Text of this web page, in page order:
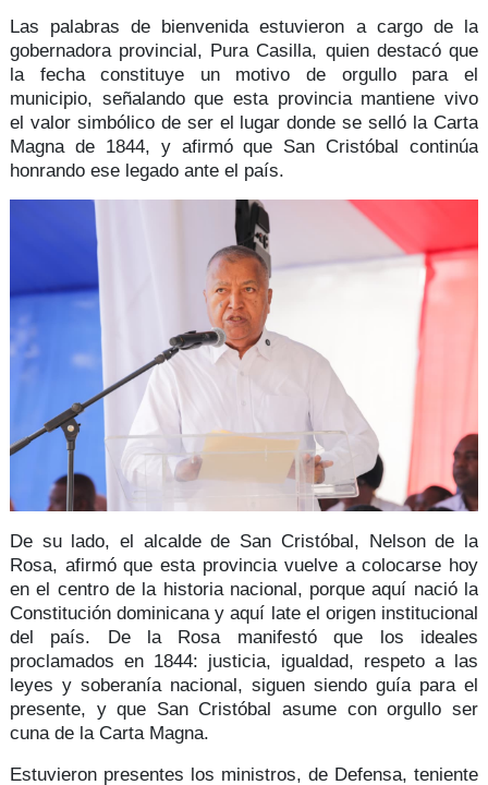
Las palabras de bienvenida estuvieron a cargo de la
gobernadora provincial, Pura Casilla, quien destacó que
la fecha constituye un motivo de orgullo para el
municipio, señalando que esta provincia mantiene vivo
el valor simbólicode ser el lugar donde se selló laCarta
Magna de 1844, y afirmó que San Cristóbal continúa
honrando ese legado ante el país.
De su lado, el alcalde de San Cristóbal, Nelson de la
Rosa, afirmó que esta provincia vuelve a colocarse hoy
en el centro de la historia nacional, porque aquí nació la
Constitución dominicana y aquí late el origen institucional
del país. De la Rosa manifestó que los ideales
proclamados en 1844: justicia, igualdad, respeto a las
leyes y soberanía nacional, siguen siendo guía para el
presente, y que San Cristóbal asume con orgullo ser
cuna de la Carta Magna.
Estuvieron presentes los ministros, de Defensa,teniente